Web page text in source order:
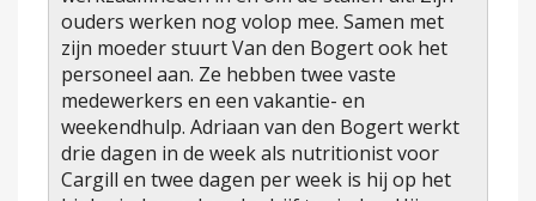
ouders werken nog volop mee. Samen met
zijn moeder stuurt Van den Bogert ook het
personeel aan. Ze hebben twee vaste
medewerkers en een vakantie- en
weekendhulp. Adriaan van den Bogert werkt
drie dagen in de week als nutritionist voor
Cargill en twee dagen per week is hij op het